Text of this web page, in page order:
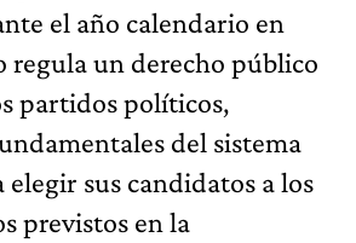
el año calendario en
regula un derecho público
partidos políticos,
del sistema
elegir sus candidatos a los
previstos en la